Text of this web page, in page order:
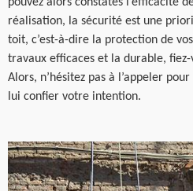
réalisation, la sécurité est une
toit, c’est-à-dire la protection de
travaux efficaces et la durable,
Alors, n’hésitez pas à l’appeler
lui confier votre intention.